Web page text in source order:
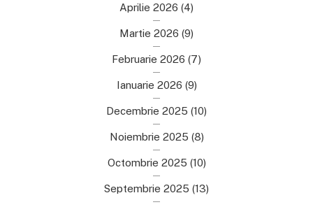
Aprilie 2026 (4)
Martie 2026 (9)
Februarie 2026 (7)
Ianuarie 2026 (9)
Decembrie 2025 (10)
Noiembrie 2025 (8)
Octombrie 2025 (10)
Septembrie 2025 (13)